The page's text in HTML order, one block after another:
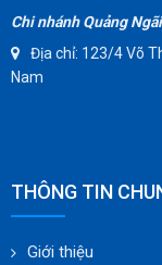
Chi nhánh Quảng
Địa chỉ: 123/4 Võ
Nam
THÔNG TIN
Giới thiệu